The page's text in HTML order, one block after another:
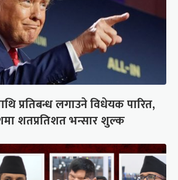
प्रतिबन्ध लगाउने विधेयक पारित,
शतप्रतिशत भन्सार शुल्क